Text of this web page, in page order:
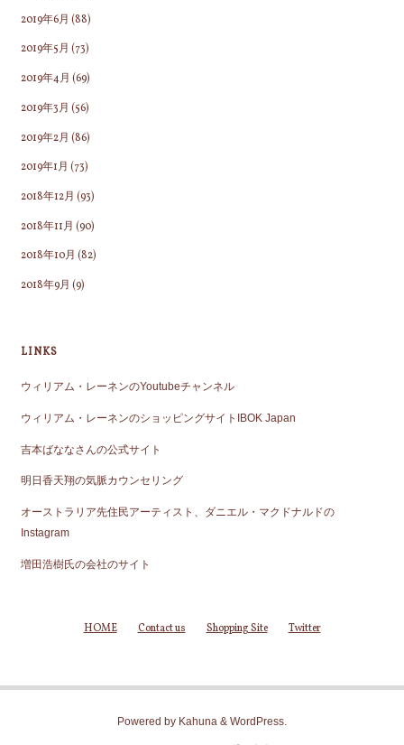
2019年6月 (88)
2019年5月 (73)
2019年4月 (69)
2019年3月 (56)
2019年2月 (86)
2019年1月 (73)
2018年12月 (93)
2018年11月 (90)
2018年10月 (82)
2018年9月 (9)
LINKS
ウィリアム・レーネンのYoutubeチャンネル
ウィリアム・レーネンのショッピングサイトIBOK Japan
吉本ばななさんの公式サイト
明日香天翔の気脈カウンセリング
オーストラリア先住民アーティスト、ダニエル・マクドナルドの
Instagram
増田浩樹氏の会社のサイト
HOME Contact us Shopping Site Twitter
Powered by Kahuna & WordPress